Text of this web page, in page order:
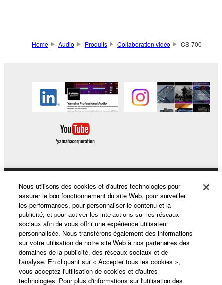
Home Audio Produits Collaboration vidéo CS-700
Produits et solutions
Actualités
A propos de Yamaha
Nous utilisons des cookies et d'autres technologies pour
assurer le bon fonctionnement du site Web, pour surveiller
les performances, pour personnaliser le contenu et la
publicité, et pour activer les interactions sur les réseaux
sociaux afin de vous offrir une expérience utilisateur
personnalisée. Nous transférons également des informations
sur votre utilisation de notre site Web à nos partenaires des
domaines de la publicité, des réseaux sociaux et de
l'analyse. En cliquant sur « Accepter tous les cookies »,
vous acceptez l'utilisation de cookies et d'autres
technologies. Pour plus d'informations sur l'utilisation des